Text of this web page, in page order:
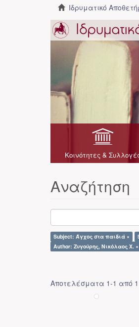
Ιδρυματικό
Κοινότητες &
Αναζήτηση
Subject: Άγχος στα παιδιά ×
Author: Ζυγούρης, Νικόλαος Χ. ×
Αποτελέσματα 1-1 από 1